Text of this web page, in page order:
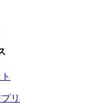
リ